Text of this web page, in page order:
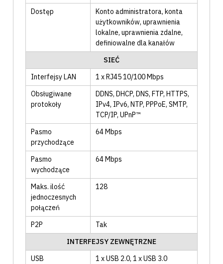
Dostęp
Konto administratora, konta
użytkowników, uprawnienia
lokalne, uprawnienia zdalne,
definiowalne dla kanałów
SIEĆ
Interfejsy LAN
1 x RJ45 10/100 Mbps
Obsługiwane
protokoły
DDNS, DHCP, DNS, FTP, HTTPS,
IPv4, IPv6, NTP, PPPoE, SMTP,
TCP/IP, UPnP™
Pasmo
przychodzące
64 Mbps
Pasmo
wychodzące
64 Mbps
Maks. ilość
jednoczesnych
połączeń
128
P2P
Tak
INTERFEJSY ZEWNĘTRZNE
USB
1 x USB 2.0, 1 x USB 3.0